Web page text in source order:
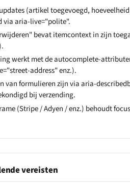
(artikel toegevoegd,
via aria-live="polite".
bevat itemcontext in zijn
werkt met de autocomplete-
address" enz.).
van formulieren zijn via aria-
bij verzending.
(Stripe / Adyen / enz.) behoudt
vereisten